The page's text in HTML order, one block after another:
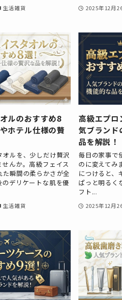
生活雑貨 2025年12月
ルのおすすめ8
ホテル仕様の贅
ルを、少しだけ贅沢
んか。高級フェイス
た瞬間の柔らかさが全
のデリケートな肌を優
生活雑貨
高級エプ
気ブランド
品を解説！
毎日の家事で
のに変えてみ
につけると、
ぱっと明るく
フト...
2025年12月